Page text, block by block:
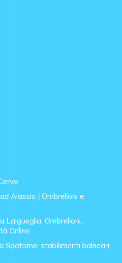
Alassio | Ombrelloni e
Laigueglia: Ombrelloni,
Online
Spotorno: stabilimenti balneari,